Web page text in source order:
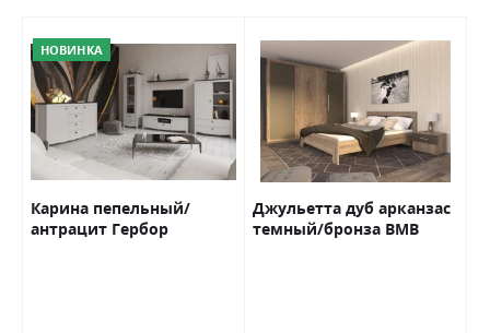
НОВИНКА
Карина пепельный/
антрацит Гербор
Джульетта дуб арканзас
темный/бронза ВМВ